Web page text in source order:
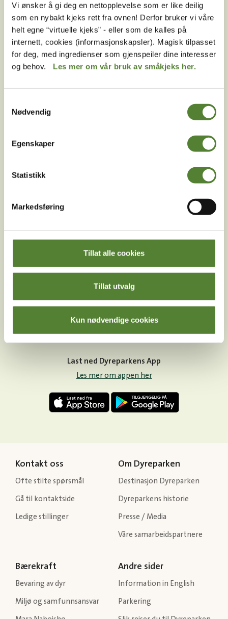
Vi ønsker å gi deg en nettopplevelse som er like deilig
som en nybakt kjeks rett fra ovnen! Derfor bruker vi våre
helt egne “virtuelle kjeks” - eller som de kalles på
internett, cookies (informasjonskapsler). Magisk tilpasset
for deg, med ingredienser som gjenspeiler dine interesser
og behov. Les mer om vår bruk av småkjeks her.
Nødvendig
Egenskaper
Statistikk
Markedsføring
Tillat alle cookies
Tillat utvalg
Kun nødvendige cookies
unike tilbud og nyheter. Uten nyhetsbrev går du glipp
av mange fordeler.
E-post
MELD MEG PÅ
Last ned Dyreparkens App
Les mer om appen her
Kontakt oss
Ofte stilte spørsmål
Gå til kontaktside
Ledige stillinger
Om Dyreparken
Destinasjon Dyreparken
Dyreparkens historie
Presse / Media
Våre samarbeidspartnere
Bærekraft
Bevaring av dyr
Miljø og samfunnsansvar
Andre sider
Information in English
Parkering